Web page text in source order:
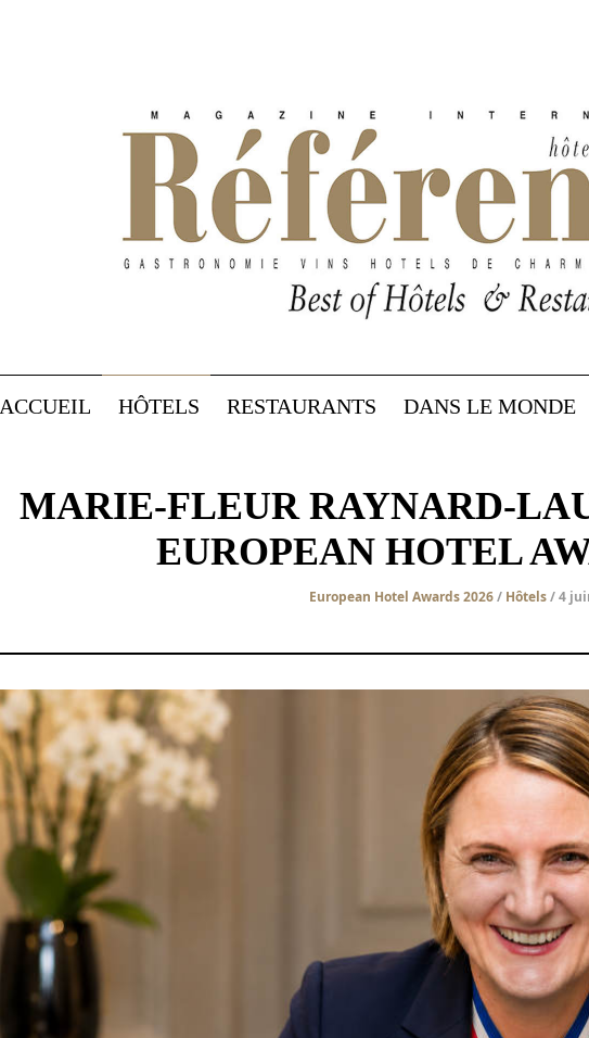
ACCUEIL HÔTELS RESTAURANTS DANS LE MONDE
MARIE-FLEUR RAYNARD-
EUROPEAN HOTEL
European Hotel Awards 2026/ Hôtels/ 4